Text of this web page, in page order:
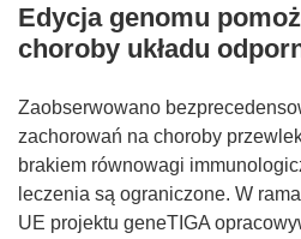
Edycja genomu
choroby układu
Zaobserwowano
zachorowań na choroby
brakiem równowagi
leczenia są ograniczone. W
UE projektu geneTIGA